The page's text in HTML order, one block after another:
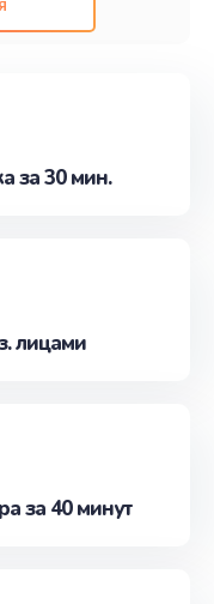
- предоставить
записаться на
за 30 мин.
лицами
за 40 минут